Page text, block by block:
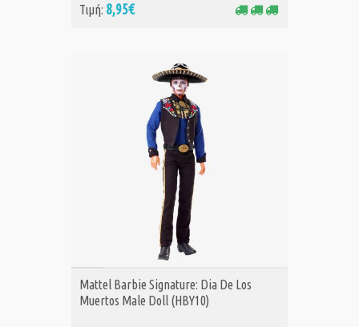
Τιμή: 8,95€
ΑΓΟΡΑ
Mattel Barbie Signature: Dia De Los
Muertos Male Doll (HBY10)